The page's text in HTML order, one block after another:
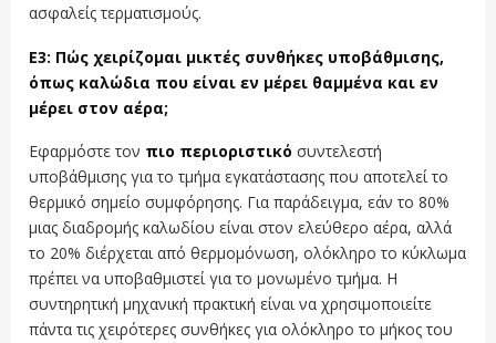
ασφαλείς τερματισμούς.
Ε3: Πώς χειρίζομαι μικτές συνθήκες υποβάθμισης,
όπως καλώδια που είναι εν μέρει θαμμένα και εν
μέρει στον αέρα;
Εφαρμόστε τον πιο περιοριστικό συντελεστή
υποβάθμισης για το τμήμα εγκατάστασης που αποτελεί το
θερμικό σημείο συμφόρησης. Για παράδειγμα, εάν το 80%
μιας διαδρομής καλωδίου είναι στον ελεύθερο αέρα, αλλά
το 20% διέρχεται από θερμομόνωση, ολόκληρο το κύκλωμα
πρέπει να υποβαθμιστεί για το μονωμένο τμήμα. Η
συντηρητική μηχανική πρακτική είναι να χρησιμοποιείτε
πάντα τις χειρότερες συνθήκες για ολόκληρο το μήκος του